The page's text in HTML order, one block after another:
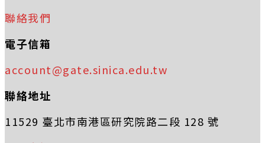
聯絡我們
電子信箱
account@gate.sinica.edu.tw
聯絡地址
11529 臺北市南港區研究院路二段 128 號